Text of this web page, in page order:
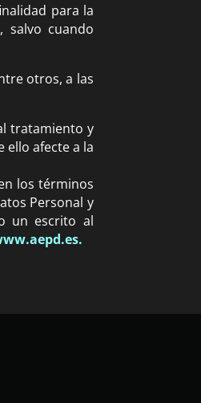
para la
salvo cuando
otros, a las
tratamiento y
afecte a la
los términos
Personal y
un escrito al